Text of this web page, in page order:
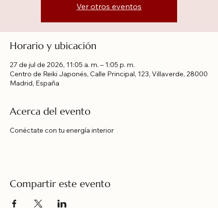
Ver otros eventos
Horario y ubicación
27 de jul de 2026, 11:05 a. m. – 1:05 p. m.
Centro de Reiki Japonés, Calle Principal, 123, Villaverde, 28000
Madrid, España
Acerca del evento
Conéctate con tu energía interior
Compartir este evento